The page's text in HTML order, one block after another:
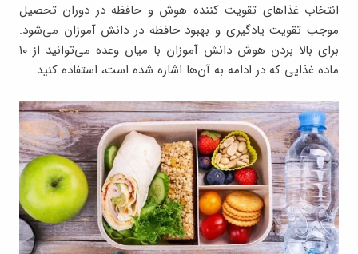
انتخاب غذاهای تقویت کننده هوش و حافظه در دوران تحصیل
موجب تقویت یادگیری و بهبود حافظه در دانش آموزان می‌شود.
برای بالا بردن هوش دانش آموزان با میان وعده می‌توانید از ۱۰
ماده غذایی که در ادامه به آن‌ها اشاره شده است، استفاده کنید.